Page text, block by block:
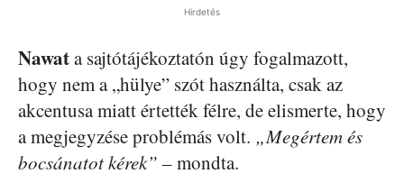
Hirdetés
Nawata sajtótájékoztatón úgy fogalmazott,
hogy nem a „hülye” szót használta, csak az
akcentusa miatt értették félre, de elismerte, hogy
a megjegyzése problémás volt. „Megértem és
bocsánatot kérek” – mondta.